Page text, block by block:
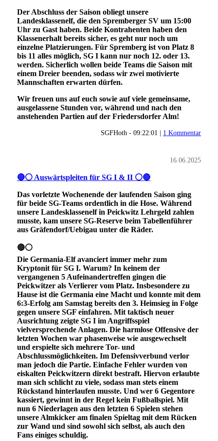
Der Abschluss der Saison obliegt unsere
Landesklassenelf, die den Spremberger SV um 15:00
Uhr zu Gast haben. Beide Kontrahenten haben den
Klassenerhalt bereits sicher, es geht nur noch um
einzelne Platzierungen. Für Spremberg ist von Platz 8
bis 11 alles möglich, SG I kann nur noch 12. oder 13.
werden. Sicherlich wollen beide Teams die Saison mit
einem Dreier beenden, sodass wir zwei motivierte
Mannschaften erwarten dürfen.
Wir freuen uns auf euch sowie auf viele gemeinsame,
ausgelassene Stunden vor, während und nach den
anstehenden Partien auf der Friedersdorfer Alm!
SGFHoth - 09:22:01 | 1 Kommentar
16.06.2025
🔴⚪ Auswärtspleiten für SG I & II ⚪🔴
Das vorletzte Wochenende der laufenden Saison ging
für beide SG-Teams ordentlich in die Hose. Während
unsere Landesklassenelf in Peickwitz Lehrgeld zahlen
musste, kam unsere SG-Reserve beim Tabellenführer
aus Gräfendorf/Uebigau unter die Räder.
🔴⚪
Die Germania-Elf avanciert immer mehr zum
Kryptonit für SG I. Warum? In keinem der
vergangenen 5 Aufeinandertreffen gingen die
Peickwitzer als Verlierer vom Platz. Insbesondere zu
Hause ist die Germania eine Macht und konnte mit dem
6:3-Erfolg am Samstag bereits den 3. Heimsieg in Folge
gegen unsere SGF einfahren. Mit taktisch neuer
Ausrichtung zeigte SG I im Angriffsspiel
vielversprechende Anlagen. Die harmlose Offensive der
letzten Wochen war phasenweise wie ausgewechselt
und erspielte sich mehrere Tor- und
Abschlussmöglichkeiten. Im Defensivverbund verlor
man jedoch die Partie. Einfache Fehler wurden von
eiskalten Peickwitzern direkt bestraft. Hiervon erlaubte
man sich schlicht zu viele, sodass man stets einem
Rückstand hinterlaufen musste. Und wer 6 Gegentore
kassiert, gewinnt in der Regel kein Fußballspiel. Mit
nun 6 Niederlagen aus den letzten 6 Spielen stehen
unsere Almkicker am finalen Spieltag mit dem Rücken
zur Wand und sind sowohl sich selbst, als auch den
Fans einiges schuldig.